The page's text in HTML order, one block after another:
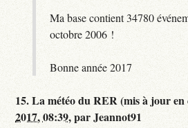
Ma base contient 34780
octobre 2006 !
Bonne année 2017
15.La météo du RER (mis à jour
2017, 08:39,parJeannot91